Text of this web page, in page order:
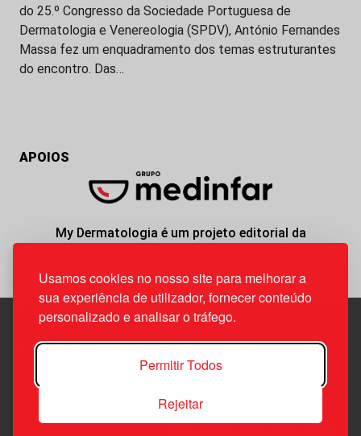
Usamos cookies no nosso site para melhorar a
sua experiência de utilizador, fornecer conteúdo
personalizado e analisar o tráfego.
Permitir Todos
Rejeitar
do 25.º Congresso da Sociedade Portuguesa de
Dermatologia e Venereologia (SPDV), António Fernandes
Massa fez um enquadramento dos temas estruturantes
do encontro. Das…
APOIOS
My Dermatologia é um projeto editorial da
responsabilidade da News Farma, possível com o
Edif. Lisboa Oriente | Av. Infante D. Henrique, n.º 333H, esc.
1800-282 Lisboa | Portugal